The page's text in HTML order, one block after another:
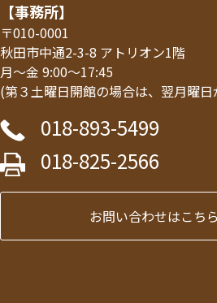
【事務所】
〒010-0001
秋田市中通2-3-8 アトリオン1階
月～金 9:00～17:45
(第３土曜日開館の場合は、翌月曜
018-893-5499
018-825-2566
お問い合わせはこち